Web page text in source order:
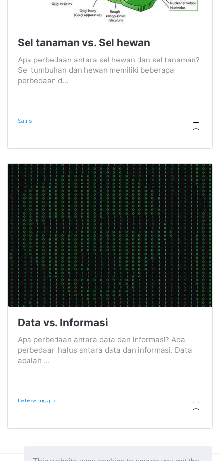
Sel tanaman vs. Sel hewan
Apa perbedaan antara sel hewan dan sel tanaman?
Sel tumbuhan dan hewan memiliki beberapa
perbedaan d...
Sains
Data vs. Informasi
Apa perbedaan antara data dan informasi? Ada
perbedaan halus antara data dan informasi. Data
adalah ...
Bahasa Inggris